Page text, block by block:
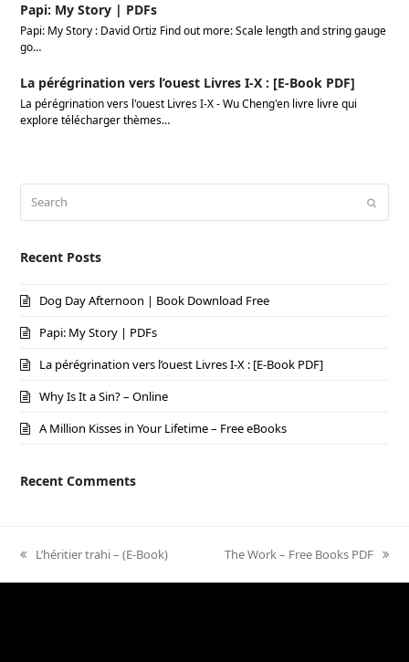
Papi: My Story | PDFs
Papi: My Story : David Ortiz Find out more: Scale length and string gauge
go…
La pérégrination vers l’ouest Livres I-X : [E-Book PDF]
La pérégrination vers l'ouest Livres I-X - Wu Cheng'en livre livre qui
explore télécharger thèmes…
Recent Posts
Dog Day Afternoon | Book Download Free
Papi: My Story | PDFs
La pérégrination vers l’ouest Livres I-X : [E-Book PDF]
Why Is It a Sin? – Online
A Million Kisses in Your Lifetime – Free eBooks
Recent Comments
previous
L’héritier trahi – (E-Book)
next
The Work – Free Books PDF